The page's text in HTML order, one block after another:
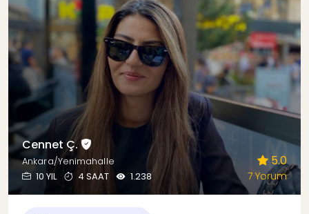
Cennet Ç.
Ankara/Yenimahalle
10 YIL
4 SAAT 1.238
5.0
7 Yorum